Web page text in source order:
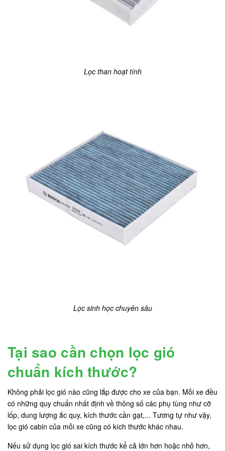
Lọc than hoạt tính
Lọc sinh học chuyên sâu
Tại sao cần chọn lọc gió
chuẩn kích thước?
Không phải lọc gió nào cũng lắp được cho xe của bạn. Mỗi xe đều
có những quy chuẩn nhất định về thông số các phụ tùng như cỡ
lốp, dung lượng ắc quy, kích thước cần gạt,... Tương tự như vậy,
lọc gió cabin của mỗi xe cũng có kích thước khác nhau.
Nếu sử dụng lọc gió sai kích thước kể cả lớn hơn hoặc nhỏ hơn,